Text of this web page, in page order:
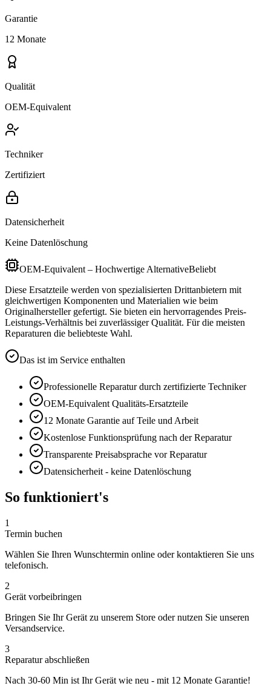
Garantie
12 Monate
Qualität
OEM-Equivalent
Techniker
Zertifiziert
Datensicherheit
Keine Datenlöschung
OEM-Equivalent – Hochwertige AlternativeBeliebt
Diese Ersatzteile werden von spezialisierten Drittanbietern mit
gleichwertigen Komponenten und Materialien wie beim
Originalhersteller gefertigt. Sie bieten ein hervorragendes Preis-
Leistungs-Verhältnis bei zuverlässiger Qualität. Für die meisten
Reparaturen die beliebteste Wahl.
Das ist im Service enthalten
Professionelle Reparatur durch zertifizierte Techniker
OEM-Equivalent Qualitäts-Ersatzteile
12 Monate Garantie auf Teile und Arbeit
Kostenlose Funktionsprüfung nach der Reparatur
Transparente Preisabsprache vor Reparatur
Datensicherheit - keine Datenlöschung
So funktioniert's
1
Termin buchen
Wählen Sie Ihren Wunschtermin online oder kontaktieren Sie uns
telefonisch.
2
Gerät vorbeibringen
Bringen Sie Ihr Gerät zu unserem Store oder nutzen Sie unseren
Versandservice.
3
Reparatur abschließen
Nach 30-60 Min ist Ihr Gerät wie neu - mit 12 Monate Garantie!